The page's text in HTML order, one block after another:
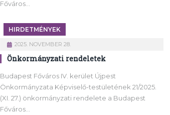
Főváros…
HIRDETMÉNYEK
2025. NOVEMBER 28.
Önkormányzati rendeletek
Budapest Főváros IV. kerület Újpest
Önkormányzata Képviselő-testületének 21/2025.
(XI. 27.) önkormányzati rendelete a Budapest
Főváros…